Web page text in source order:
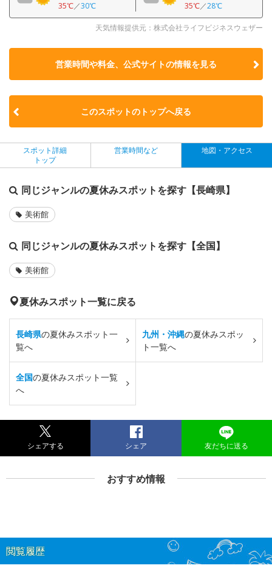
35℃／30℃ 35℃／28℃
天気情報提供元：株式会社ライフビジネスウェザー
営業時間や料金、公式サイトの情報を見る
このスポットのトップへ戻る
スポット詳細
トップ
営業時間など 地図・アクセス
同じジャンルの夏休みスポットを探す【長崎県】
美術館
同じジャンルの夏休みスポットを探す【全国】
美術館
夏休みスポット一覧に戻る
長崎県の夏休みスポット一
覧へ
九州・沖縄の夏休みスポッ
ト一覧へ
全国の夏休みスポット一覧
へ
シェアする シェア 友だちに送る
おすすめ情報
閲覧履歴